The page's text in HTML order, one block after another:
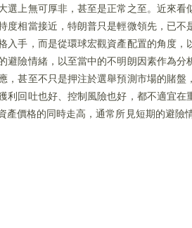
選上無可厚非，甚至是正常之至。近來
度相當接近，特朗普只是輕微領先，已
入手，而是從環球宏觀資產配置的角度
避險情緒，以至當中的不明朗因素作為
，甚至不只是押注於選舉預測市場的賭
利回吐也好、控制風險也好，都不適宜
價格的同時走高，通常所見短期的避